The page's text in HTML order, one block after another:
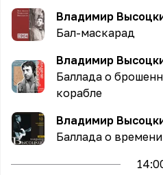
Владимир
Бал-маскарад
Владимир
Баллада о
корабле
Владимир
Баллада о времени
14